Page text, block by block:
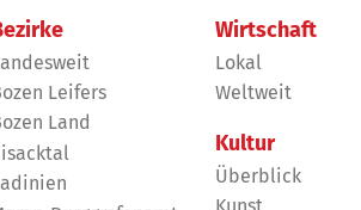
Leifers
Land
Wirtschaft
Lokal
Weltweit
Kultur
Überblick